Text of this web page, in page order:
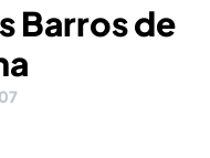
Barros de